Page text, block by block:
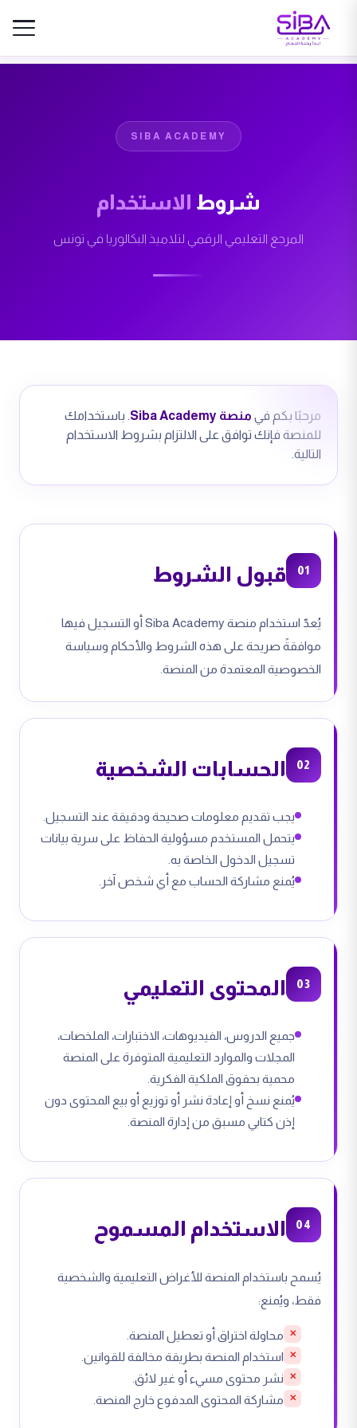
SIBA ACADEMY
شروط الاستخدام
المرجع التعليمي الرقمي لتلاميذ البكالوريا في تونس
مرحبًا بكم في منصة Siba Academy
. باستخدامك
للمنصة فإنك توافق على الالتزام بشروط الاستخدام
التالية.
01 قبول الشروط
يُعدّ استخدام منصة Siba Academy أو التسجيل فيها
موافقةً صريحة على هذه الشروط والأحكام وسياسة
الخصوصية المعتمدة من المنصة.
02 الحسابات الشخصية
يجب تقديم معلومات صحيحة ودقيقة عند التسجيل.
يتحمل المستخدم مسؤولية الحفاظ على سرية بيانات
تسجيل الدخول الخاصة به.
يُمنع مشاركة الحساب مع أي شخص آخر.
03 المحتوى التعليمي
جميع الدروس، الفيديوهات، الاختبارات، الملخصات،
المجلات والموارد التعليمية المتوفرة على المنصة
محمية بحقوق الملكية الفكرية.
يُمنع نسخ أو إعادة نشر أو توزيع أو بيع المحتوى دون
إذن كتابي مسبق من إدارة المنصة.
04 الاستخدام المسموح
يُسمح باستخدام المنصة للأغراض التعليمية والشخصية
فقط، ويُمنع:
محاولة اختراق أو تعطيل المنصة.
استخدام المنصة بطريقة مخالفة للقوانين.
نشر محتوى مسيء أو غير لائق.
مشاركة المحتوى المدفوع خارج المنصة.